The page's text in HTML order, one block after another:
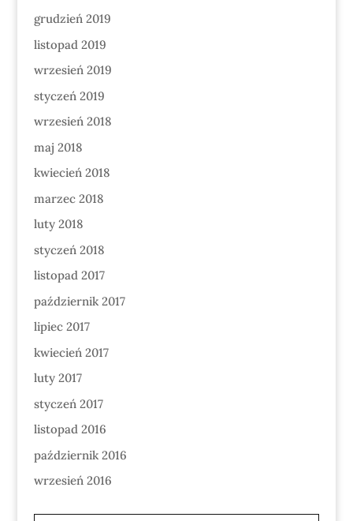
grudzień 2019
listopad 2019
wrzesień 2019
styczeń 2019
wrzesień 2018
maj 2018
kwiecień 2018
marzec 2018
luty 2018
styczeń 2018
listopad 2017
październik 2017
lipiec 2017
kwiecień 2017
luty 2017
styczeń 2017
listopad 2016
październik 2016
wrzesień 2016